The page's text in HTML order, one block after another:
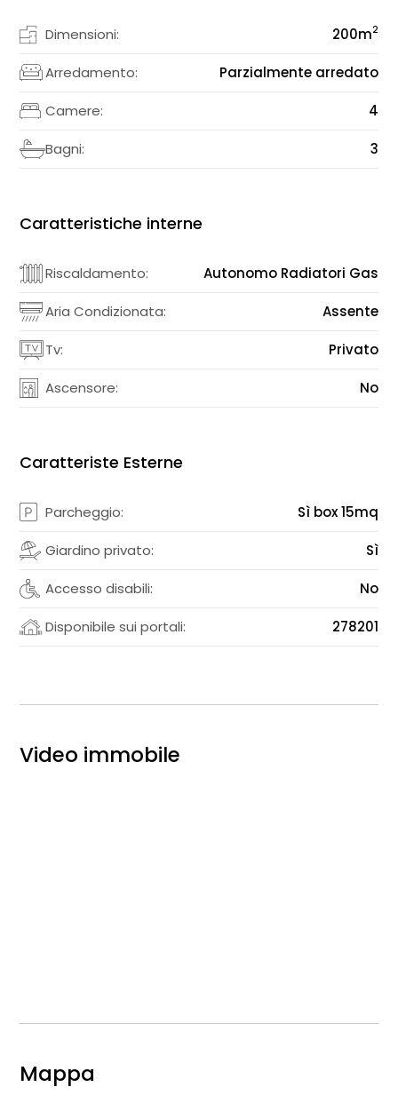
Dimensioni: 200m2
Arredamento: Parzialmente arredato
Camere: 4
Bagni: 3
Caratteristiche interne
Riscaldamento: Autonomo Radiatori Gas
Aria Condizionata: Assente
Tv: Privato
Ascensore: No
Caratteriste Esterne
Parcheggio: Sì box 15mq
Giardino privato: Sì
Accesso disabili: No
Disponibile sui portali: 278201
Video immobile
Mappa